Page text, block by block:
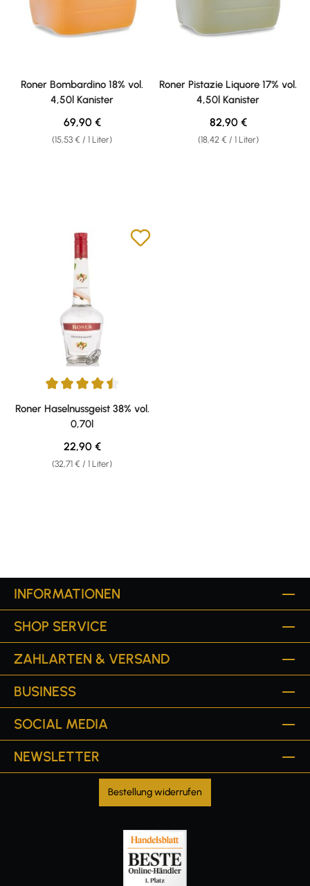
Roner Bombardino 18% vol.
4,50l Kanister
(15,53 € / 1 Liter)
Regulärer Preis:
69,90 €
Roner Pistazie Liquore 17% vol.
4,50l Kanister
(18,42 € / 1 Liter)
Regulärer Preis:
82,90 €
Durchschnittliche Bewertung von 4.5 von 5 Sternen
Roner Haselnussgeist 38% vol.
0,70l
(32,71 € / 1 Liter)
Regulärer Preis:
22,90 €
INFORMATIONEN
SHOP SERVICE
ZAHLARTEN & VERSAND
BUSINESS
SOCIAL MEDIA
NEWSLETTER
Bestellung widerrufen